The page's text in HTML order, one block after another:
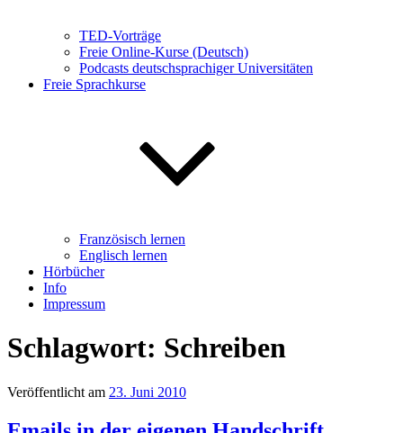
TED-Vorträge
Freie Online-Kurse (Deutsch)
Podcasts deutschsprachiger Universitäten
Freie Sprachkurse
Französisch lernen
Englisch lernen
Hörbücher
Info
Impressum
Schlagwort: Schreiben
Veröffentlicht am 23. Juni 2010